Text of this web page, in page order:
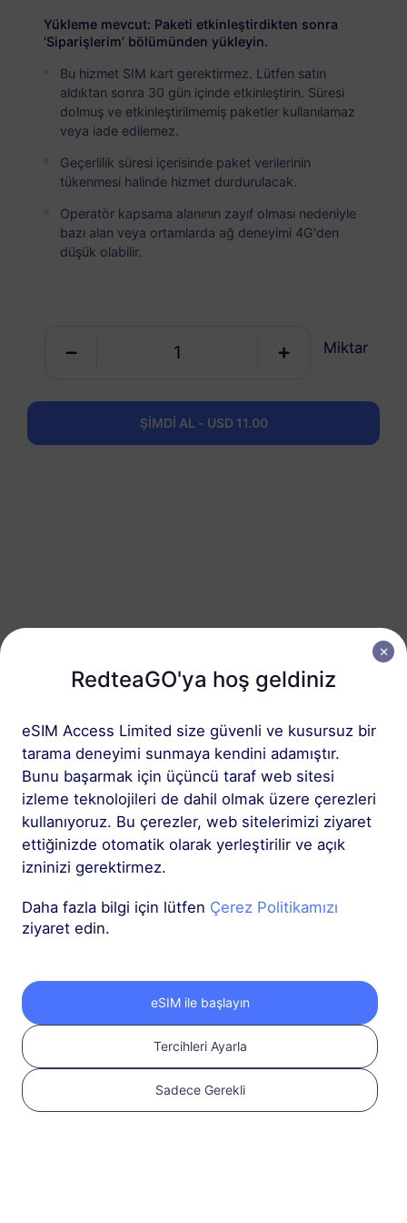
Mozambik
5 GB
30 Günler
USD 20.80
10 GB
60 Günler
USD 35.80
RedteaGO eSIM'inizi
3 adımda edinin
Başlayın
Cihazınızın eSIM
uyumlu ve SIM kilidinin
açık olduğundan emin
olun Uyumluluğu
kontrol edin
2
Yükleme mevcut: Paketi etkinleştirdikten sonra
‘Siparişlerim’ bölümünden yükleyin.
Bu hizmet SIM kart gerektirmez. Lütfen satın
aldıktan sonra 30 gün içinde etkinleştirin. Süresi
dolmuş ve etkinleştirilmemiş paketler kullanılamaz
veya iade edilemez.
Geçerlilik süresi içerisinde paket verilerinin
tükenmesi halinde hizmet durdurulacak.
Operatör kapsama alanının zayıf olması nedeniyle
bazı alan veya ortamlarda ağ deneyimi 4G'den
düşük olabilir.
Miktar
ŞİMDİ AL - USD 11.00
RedteaGO'ya hoş geldiniz
eSIM Access Limited size güvenli ve kusursuz bir
tarama deneyimi sunmaya kendini adamıştır.
Bunu başarmak için üçüncü taraf web sitesi
izleme teknolojileri de dahil olmak üzere çerezleri
kullanıyoruz. Bu çerezler, web sitelerimizi ziyaret
ettiğinizde otomatik olarak yerleştirilir ve açık
izninizi gerektirmez.
Daha fazla bilgi için lütfen Çerez Politikamızı
ziyaret edin.
eSIM ile başlayın
Tercihleri Ayarla
Sadece Gerekli